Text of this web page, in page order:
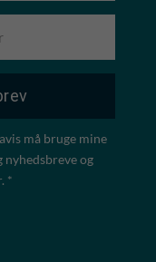
må bruge mine
og
*